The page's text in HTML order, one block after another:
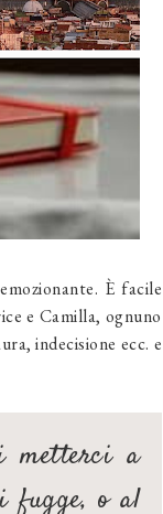
È facile
e Camilla, ognuno
indecisione ecc. e
metterci a
fugge, o al